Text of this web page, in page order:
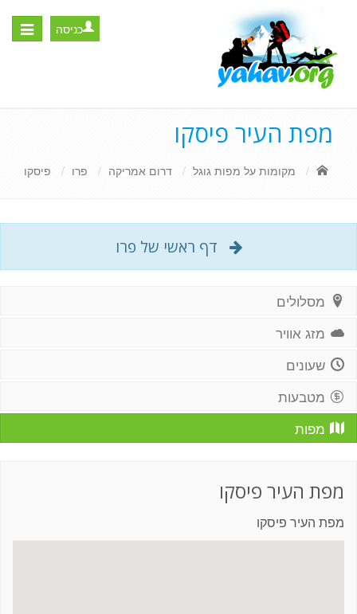
Toggle
כניסה
מפת העיר פיסקו
מקומות על מפות גוגל דרום אמריקה פרו פיסקו
דף ראשי של פרו
מסלולים
מזג אוויר
שעונים
מטבעות
מפות
מפת העיר פיסקו
מפת העיר פיסקו